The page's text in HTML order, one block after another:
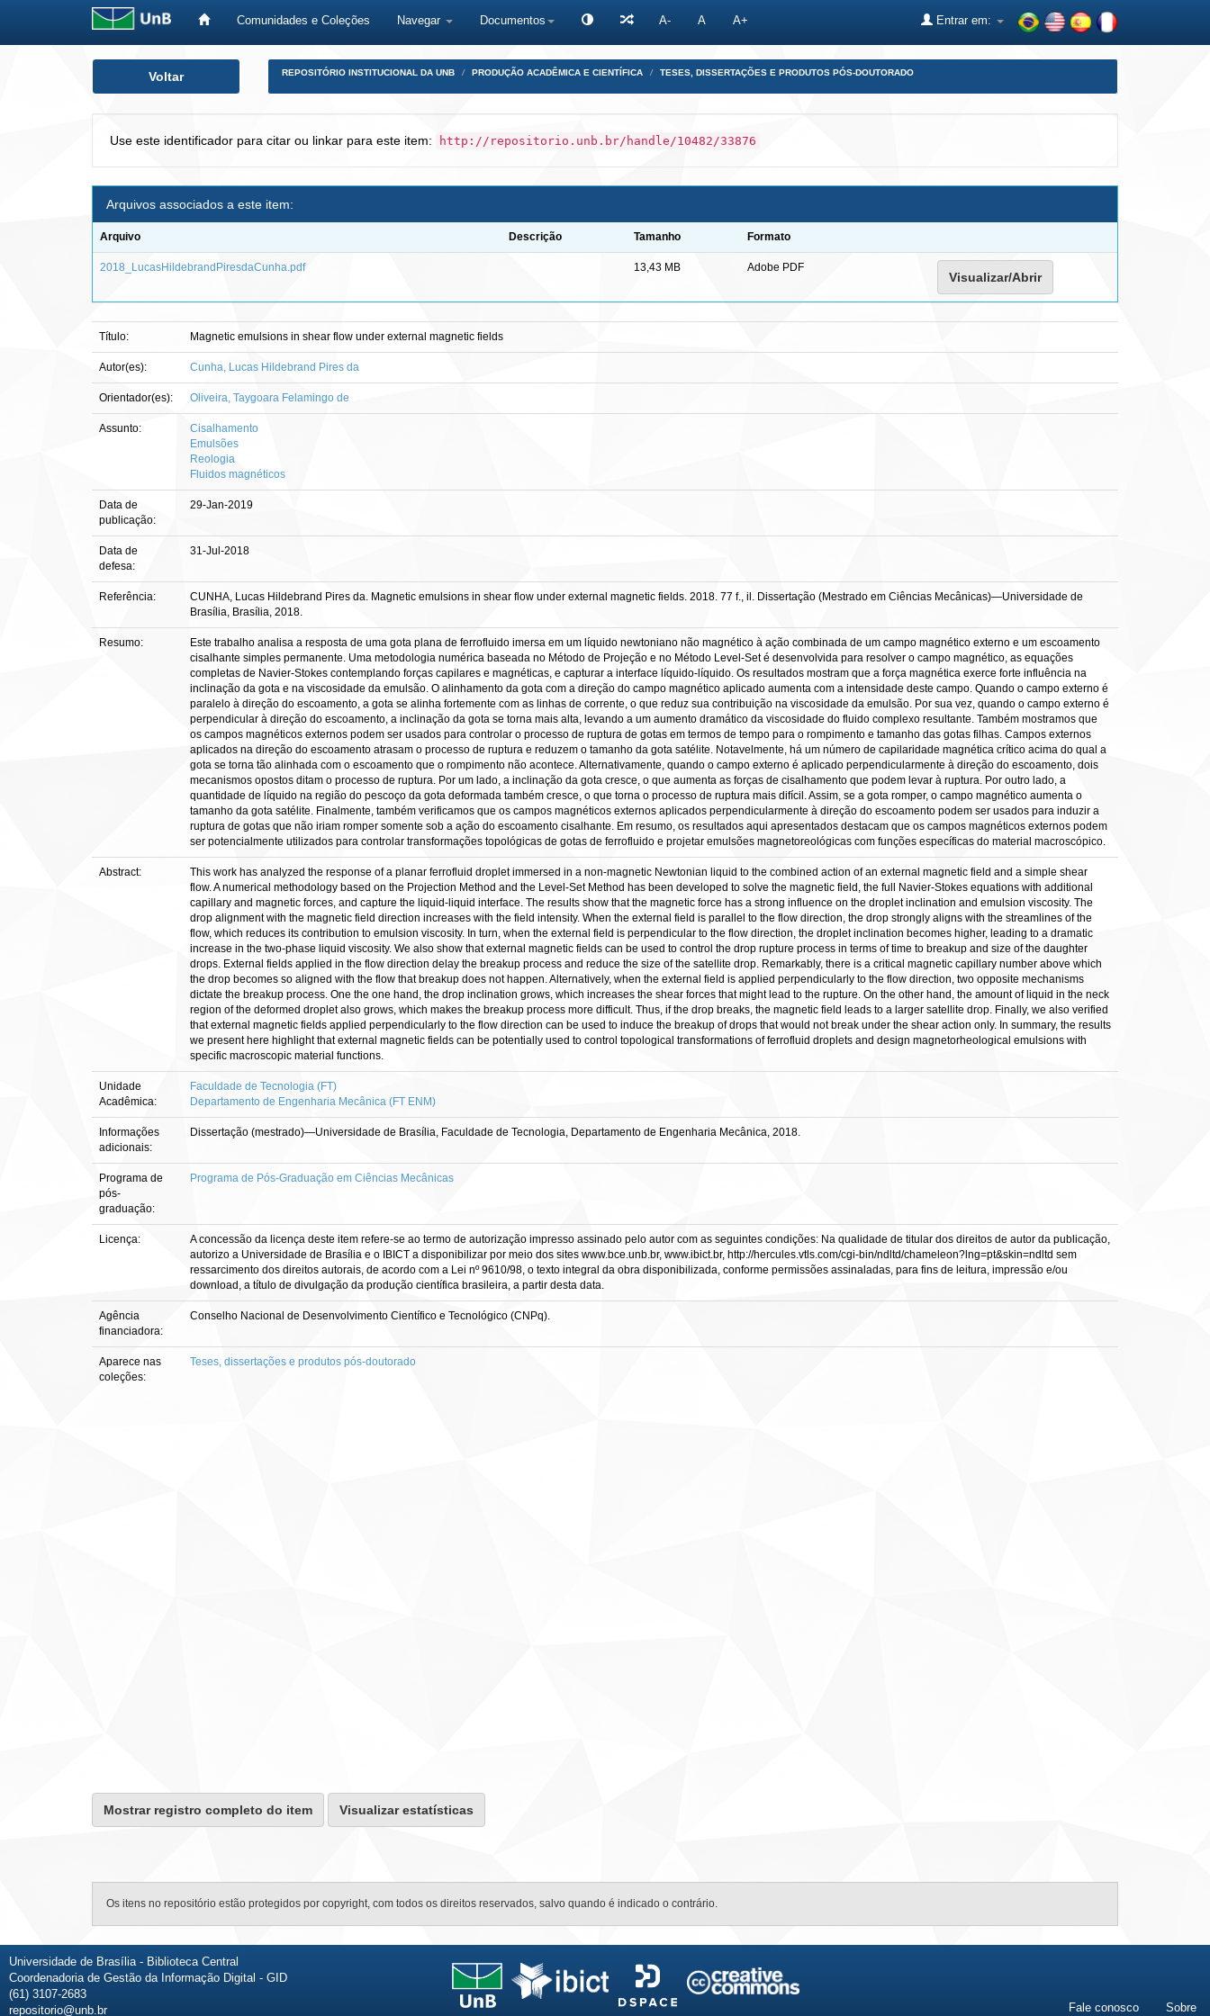
Comunidades e Coleções Navegar Documentos A- A A+ Entrar em:
Voltar REPOSITÓRIO INSTITUCIONAL DA UNB PRODUÇÃO ACADÊMICA E CIENTÍFICA TESES, DISSERTAÇÕES E PRODUTOS PÓS-DOUTORADO
Use este identificador para citar ou linkar para este item: http://repositorio.unb.br/handle/10482/33876
Arquivos associados a este item:
Arquivo Descrição Tamanho Formato
2018_LucasHildebrandPiresdaCunha.pdf 13,43 MB Adobe PDF
Visualizar/Abrir
Título: Magnetic emulsions in shear flow under external magnetic fields
Autor(es): Cunha, Lucas Hildebrand Pires da
Orientador(es): Oliveira, Taygoara Felamingo de
Assunto:
Cisalhamento
Emulsões
Reologia
Fluidos magnéticos
Data de
publicação:
29-Jan-2019
Data de
defesa:
31-Jul-2018
Referência:
CUNHA, Lucas Hildebrand Pires da. Magnetic emulsions in shear flow under external magnetic fields. 2018. 77 f., il. Dissertação (Mestrado em Ciências Mecânicas)—Universidade de
Brasília, Brasília, 2018.
Resumo:
Este trabalho analisa a resposta de uma gota plana de ferrofluido imersa em um líquido newtoniano não magnético à ação combinada de um campo magnético externo e um escoamento
cisalhante simples permanente. Uma metodologia numérica baseada no Método de Projeção e no Método Level-Set é desenvolvida para resolver o campo magnético, as equações
completas de Navier-Stokes contemplando forças capilares e magnéticas, e capturar a interface líquido-líquido. Os resultados mostram que a força magnética exerce forte influência na
inclinação da gota e na viscosidade da emulsão. O alinhamento da gota com a direção do campo magnético aplicado aumenta com a intensidade deste campo. Quando o campo externo é
paralelo à direção do escoamento, a gota se alinha fortemente com as linhas de corrente, o que reduz sua contribuição na viscosidade da emulsão. Por sua vez, quando o campo externo é
perpendicular à direção do escoamento, a inclinação da gota se torna mais alta, levando a um aumento dramático da viscosidade do fluido complexo resultante. Também mostramos que
os campos magnéticos externos podem ser usados para controlar o processo de ruptura de gotas em termos de tempo para o rompimento e tamanho das gotas filhas. Campos externos
aplicados na direção do escoamento atrasam o processo de ruptura e reduzem o tamanho da gota satélite. Notavelmente, há um número de capilaridade magnética crítico acima do qual a
gota se torna tão alinhada com o escoamento que o rompimento não acontece. Alternativamente, quando o campo externo é aplicado perpendicularmente à direção do escoamento, dois
mecanismos opostos ditam o processo de ruptura. Por um lado, a inclinação da gota cresce, o que aumenta as forças de cisalhamento que podem levar à ruptura. Por outro lado, a
quantidade de líquido na região do pescoço da gota deformada também cresce, o que torna o processo de ruptura mais difícil. Assim, se a gota romper, o campo magnético aumenta o
tamanho da gota satélite. Finalmente, também verificamos que os campos magnéticos externos aplicados perpendicularmente à direção do escoamento podem ser usados para induzir a
ruptura de gotas que não iriam romper somente sob a ação do escoamento cisalhante. Em resumo, os resultados aqui apresentados destacam que os campos magnéticos externos podem
ser potencialmente utilizados para controlar transformações topológicas de gotas de ferrofluido e projetar emulsões magnetoreológicas com funções específicas do material macroscópico.
Abstract:
This work has analyzed the response of a planar ferrofluid droplet immersed in a non-magnetic Newtonian liquid to the combined action of an external magnetic field and a simple shear
flow. A numerical methodology based on the Projection Method and the Level-Set Method has been developed to solve the magnetic field, the full Navier-Stokes equations with additional
capillary and magnetic forces, and capture the liquid-liquid interface. The results show that the magnetic force has a strong influence on the droplet inclination and emulsion viscosity. The
drop alignment with the magnetic field direction increases with the field intensity. When the external field is parallel to the flow direction, the drop strongly aligns with the streamlines of the
flow, which reduces its contribution to emulsion viscosity. In turn, when the external field is perpendicular to the flow direction, the droplet inclination becomes higher, leading to a dramatic
increase in the two-phase liquid viscosity. We also show that external magnetic fields can be used to control the drop rupture process in terms of time to breakup and size of the daughter
drops. External fields applied in the flow direction delay the breakup process and reduce the size of the satellite drop. Remarkably, there is a critical magnetic capillary number above which
the drop becomes so aligned with the flow that breakup does not happen. Alternatively, when the external field is applied perpendicularly to the flow direction, two opposite mechanisms
dictate the breakup process. One the one hand, the drop inclination grows, which increases the shear forces that might lead to the rupture. On the other hand, the amount of liquid in the neck
region of the deformed droplet also grows, which makes the breakup process more difficult. Thus, if the drop breaks, the magnetic field leads to a larger satellite drop. Finally, we also verified
that external magnetic fields applied perpendicularly to the flow direction can be used to induce the breakup of drops that would not break under the shear action only. In summary, the results
we present here highlight that external magnetic fields can be potentially used to control topological transformations of ferrofluid droplets and design magnetorheological emulsions with
specific macroscopic material functions.
Unidade
Acadêmica:
Faculdade de Tecnologia (FT)
Departamento de Engenharia Mecânica (FT ENM)
Informações
adicionais:
Dissertação (mestrado)—Universidade de Brasília, Faculdade de Tecnologia, Departamento de Engenharia Mecânica, 2018.
Programa de
pós-
graduação:
Programa de Pós-Graduação em Ciências Mecânicas
Licença:
A concessão da licença deste item refere-se ao termo de autorização impresso assinado pelo autor com as seguintes condições: Na qualidade de titular dos direitos de autor da publicação,
autorizo a Universidade de Brasília e o IBICT a disponibilizar por meio dos sites www.bce.unb.br, www.ibict.br, http://hercules.vtls.com/cgi-bin/ndltd/chameleon?lng=pt&skin=ndltd sem
ressarcimento dos direitos autorais, de acordo com a Lei nº 9610/98, o texto integral da obra disponibilizada, conforme permissões assinaladas, para fins de leitura, impressão e/ou
download, a título de divulgação da produção científica brasileira, a partir desta data.
Agência
financiadora:
Conselho Nacional de Desenvolvimento Científico e Tecnológico (CNPq).
Aparece nas
coleções:
Teses, dissertações e produtos pós-doutorado
Mostrar registro completo do item Visualizar estatísticas
Os itens no repositório estão protegidos por copyright, com todos os direitos reservados, salvo quando é indicado o contrário.
Universidade de Brasília - Biblioteca Central
Coordenadoria de Gestão da Informação Digital - GID
(61) 3107-2683
repositorio@unb.br
Fale conosco Sobre